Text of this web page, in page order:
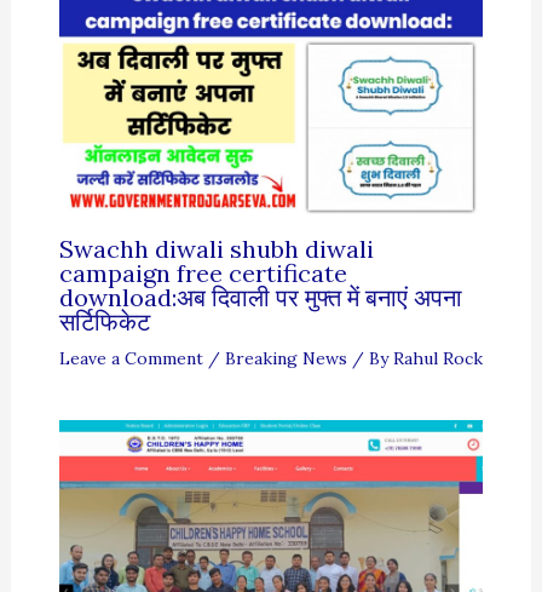
Swachh diwali shubh diwali
campaign free certificate
download:अब दिवाली पर मुफ्त में बनाएं अपना
सर्टिफिकेट
Leave a Comment / Breaking News / ByRahul Rock